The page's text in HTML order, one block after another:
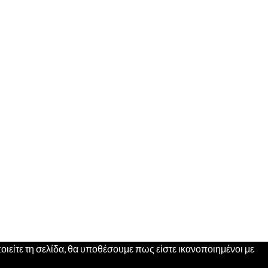
τη σελίδα, θα υποθέσουμε πως είστε ικανοποιημένοι με